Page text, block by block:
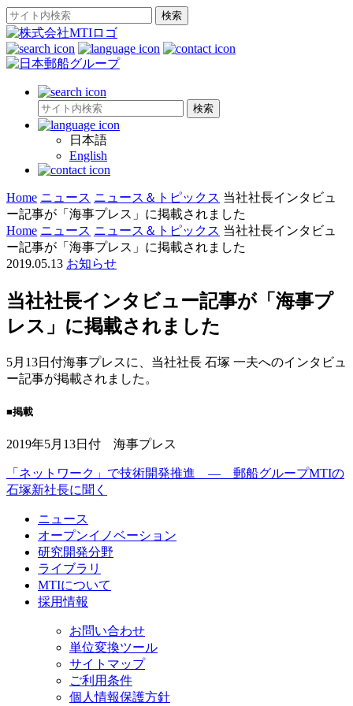
日本語
English
Home ニュース ニュース＆トピックス 当社社長インタビュ
ー記事が「海事プレス」に掲載されました
Home ニュース ニュース＆トピックス 当社社長インタビュ
ー記事が「海事プレス」に掲載されました
2019.05.13 お知らせ
当社社長インタビュー記事が「海事プ
レス」に掲載されました
5月13日付海事プレスに、当社社長 石塚 一夫へのインタビュ
ー記事が掲載されました。
■掲載
2019年5月13日付 海事プレス
「ネットワーク」で技術開発推進 ― 郵船グループMTIの
石塚新社長に聞く
ニュース
オープンイノベーション
研究開発分野
ライブラリ
MTIについて
採用情報
お問い合わせ
単位変換ツール
サイトマップ
ご利用条件
個人情報保護方針